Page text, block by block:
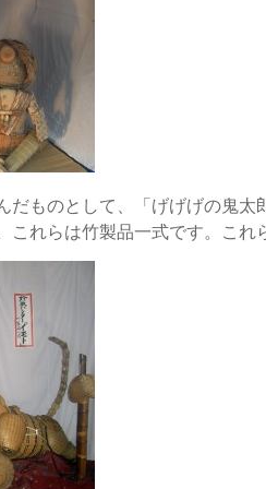
だものとして、「げげげの鬼
これらは竹製品一式です。これ